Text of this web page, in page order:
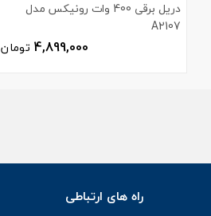
دریل برقی 400 وات رونیکس مدل
A2107
4,899,000 تومان
راه های ارتباطی